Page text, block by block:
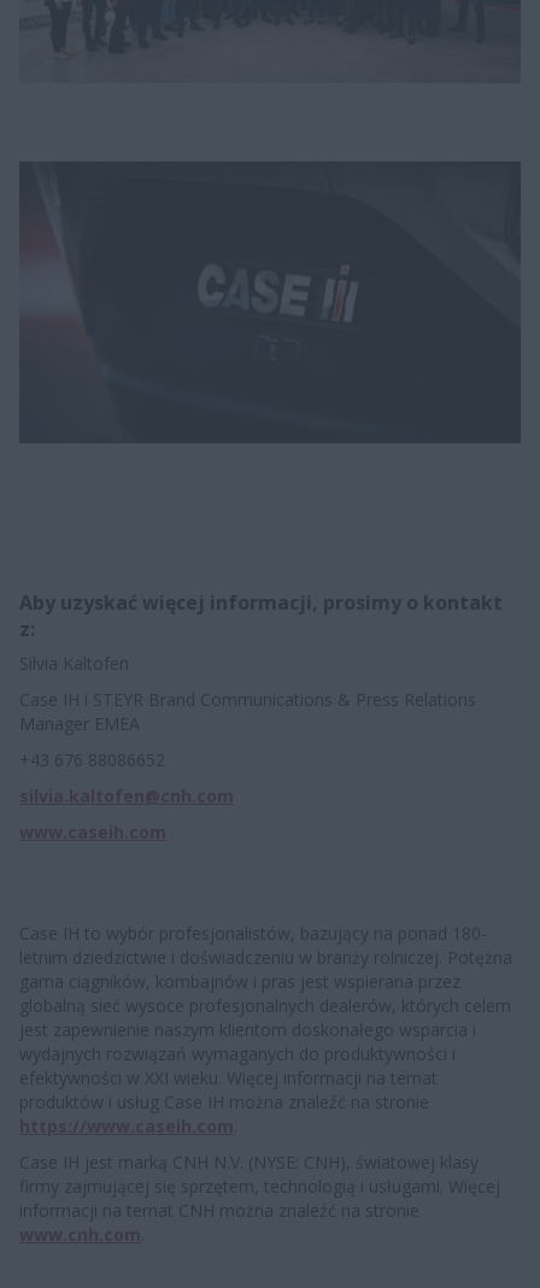
Aby uzyskać więcej informacji, prosimy o kontakt
z:
Silvia Kaltofen
Case IH i STEYR Brand Communications & Press Relations
Manager EMEA
+43 676 88086652
Case IH to wybór profesjonalistów, bazujący na ponad 180-
letnim dziedzictwie i doświadczeniu w branży rolniczej. Potężna
gama ciągników, kombajnów i pras jest wspierana przez
globalną sieć wysoce profesjonalnych dealerów, których celem
jest zapewnienie naszym klientom doskonałego wsparcia i
wydajnych rozwiązań wymaganych do produktywności i
efektywności w XXI wieku. Więcej informacji na temat
produktów i usług Case IH można znaleźć na stronie
Case IH jest marką CNH N.V. (NYSE: CNH), światowej klasy
firmy zajmującej się sprzętem, technologią i usługami. Więcej
informacji na temat CNH można znaleźć na stronie